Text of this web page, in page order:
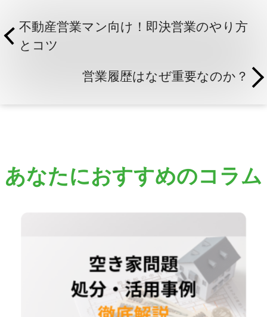
不動産営業マン向け！即決営業のやり方
とコツ
営業履歴はなぜ重要なのか？
あなたにおすすめのコラム